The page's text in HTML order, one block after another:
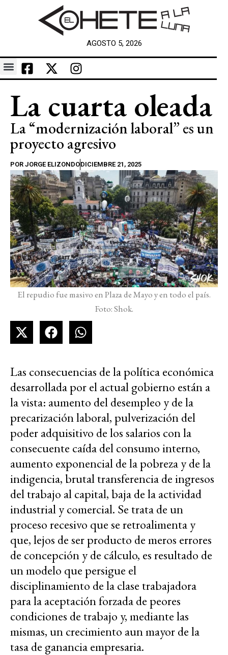
AGOSTO 5, 2026
La cuarta oleada
La “modernización laboral” es un
proyecto agresivo
POR JORGE ELIZONDODICIEMBRE 21, 2025
El repudio fue masivo en Plaza de Mayo y en todo el país.
Foto: Shok.
Las consecuencias de la política económica
desarrollada por el actual gobierno están a
la vista: aumento del desempleo y de la
precarización laboral, pulverización del
poder adquisitivo de los salarios con la
consecuente caída del consumo interno,
aumento exponencial de la pobreza y de la
indigencia, brutal transferencia de ingresos
del trabajo al capital, baja de la actividad
industrial y comercial. Se trata de un
proceso recesivo que se retroalimenta y
que, lejos de ser producto de meros errores
de concepción y de cálculo, es resultado de
un modelo que persigue el
disciplinamiento de la clase trabajadora
para la aceptación forzada de peores
condiciones de trabajo y, mediante las
mismas, un crecimiento aun mayor de la
tasa de ganancia empresaria.